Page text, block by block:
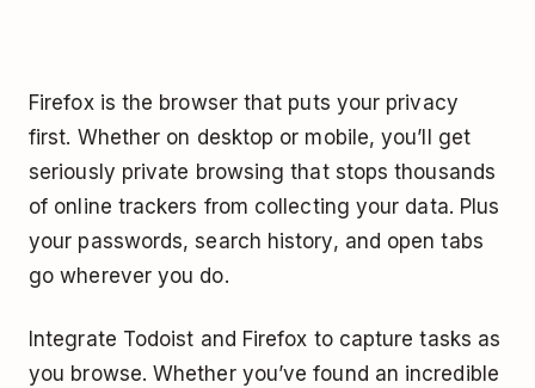
Firefox is the browser that puts your privacy
first. Whether on desktop or mobile, you’ll get
seriously private browsing that stops thousands
of online trackers from collecting your data. Plus
your passwords, search history, and open tabs
go wherever you do.
Integrate Todoist and Firefox to capture tasks as
you browse. Whether you’ve found an incredible